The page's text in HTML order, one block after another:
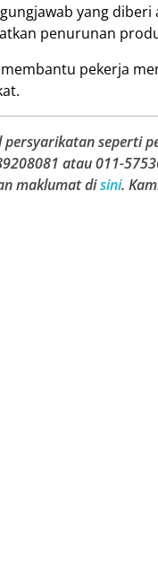
yang
penurunan
pekerja
seperti
atau 011-
maklumat disini.